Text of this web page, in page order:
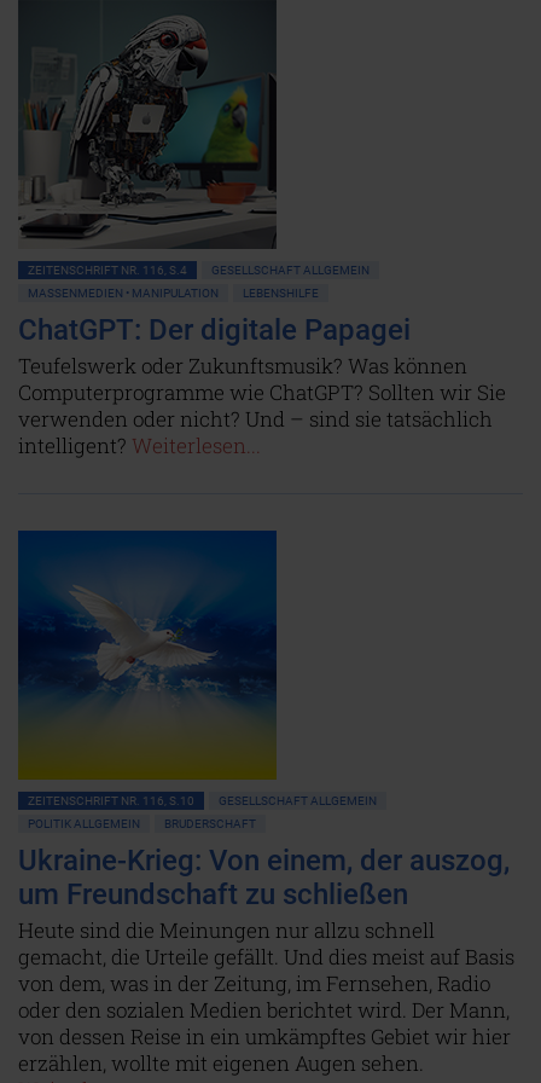
ZEITENSCHRIFT NR. 116, S.4
GESELLSCHAFT ALLGEMEIN
MASSENMEDIEN • MANIPULATION
LEBENSHILFE
ChatGPT: Der digitale Papagei
Teufelswerk oder Zukunftsmusik? Was können
Computerprogramme wie ChatGPT? Sollten wir Sie
verwenden oder nicht? Und – sind sie tatsächlich
intelligent? Weiterlesen...
ZEITENSCHRIFT NR. 116, S.10
GESELLSCHAFT ALLGEMEIN
POLITIK ALLGEMEIN
BRUDERSCHAFT
Ukraine-Krieg: Von einem, der auszog,
um Freundschaft zu schließen
Heute sind die Meinungen nur allzu schnell
gemacht, die Urteile gefällt. Und dies meist auf Basis
von dem, was in der Zeitung, im Fernsehen, Radio
oder den sozialen Medien berichtet wird. Der Mann,
von dessen Reise in ein umkämpftes Gebiet wir hier
erzählen, wollte mit eigenen Augen sehen.